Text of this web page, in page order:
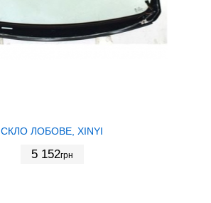
СКЛО ЛОБОВЕ, XINYI
5 152грн